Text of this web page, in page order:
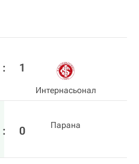
: 1
Интернасьонал
: 0 Парана